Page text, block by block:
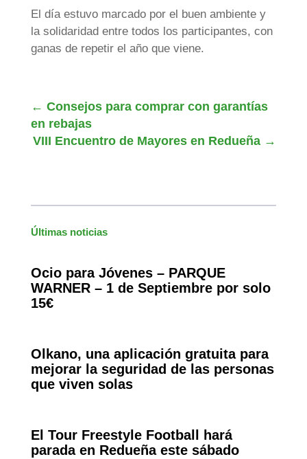
El día estuvo marcado por el buen ambiente y
la solidaridad entre todos los participantes, con
ganas de repetir el año que viene.
← Consejos para comprar con garantías
en rebajas
VIII Encuentro de Mayores en Redueña →
Últimas noticias
Ocio para Jóvenes – PARQUE
WARNER – 1 de Septiembre por solo
15€
Olkano, una aplicación gratuita para
mejorar la seguridad de las personas
que viven solas
El Tour Freestyle Football hará
parada en Redueña este sábado